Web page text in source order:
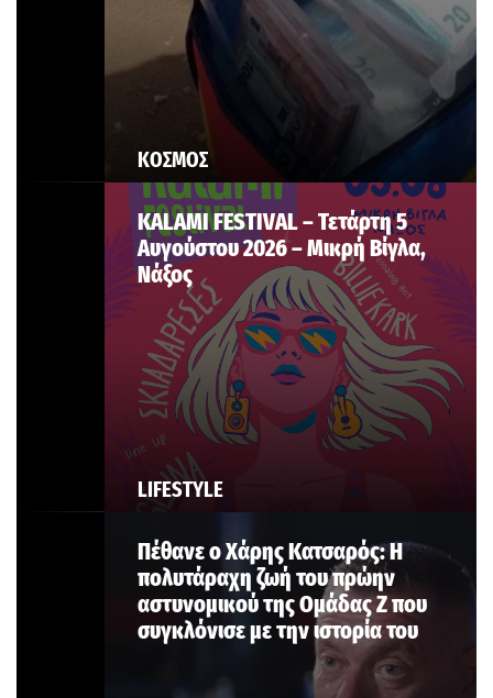
ΚΟΣΜΟΣ
LIFESTYLE
KALAMI FESTIVAL – Τετάρτη 5
Αυγούστου 2026 – Μικρή Βίγλα,
Νάξος
Πέθανε ο Χάρης Κατσαρός: Η
πολυτάραχη ζωή του πρώην
αστυνομικού της Ομάδας Ζ που
συγκλόνισε με την ιστορία του